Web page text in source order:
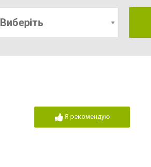
Виберіть
Я рекомендую